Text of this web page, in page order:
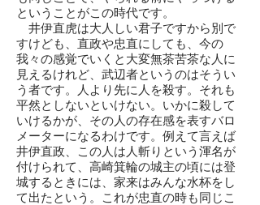
ということがこの時代です。
井伊直虎は大人しい君子ですから別で
すけども、直政や忠直にしても、今の
我々の感覚でいくと大変無茶苦茶な人に
見えるけれど、武辺者というのはそうい
う者です。人より先に人を殺す。それも
平然としないといけない。いかに殺して
いけるかが、その人の存在感を表すバロ
メーターになるわけです。例えて言えば
井伊直政、この人は人斬りという渾名が
付けられて、高崎箕輪の城主の頃には登
城するときには、家来はみんな水杯をし
て出たという。これが忠直の時も同じこ